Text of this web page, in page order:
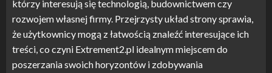
którzy interesują się technologią, budownictwem czy
rozwojem własnej firmy. Przejrzysty układ strony sprawia,
że użytkownicy mogą z łatwością znaleźć interesujące ich
treści, co czyni Extrement2.pl idealnym miejscem do
poszerzania swoich horyzontów i zdobywania